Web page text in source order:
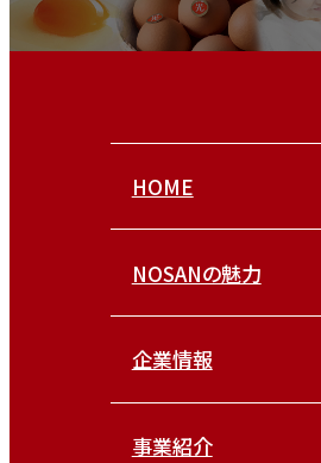
HOME
NOSANの魅力
企業情報
事業紹介